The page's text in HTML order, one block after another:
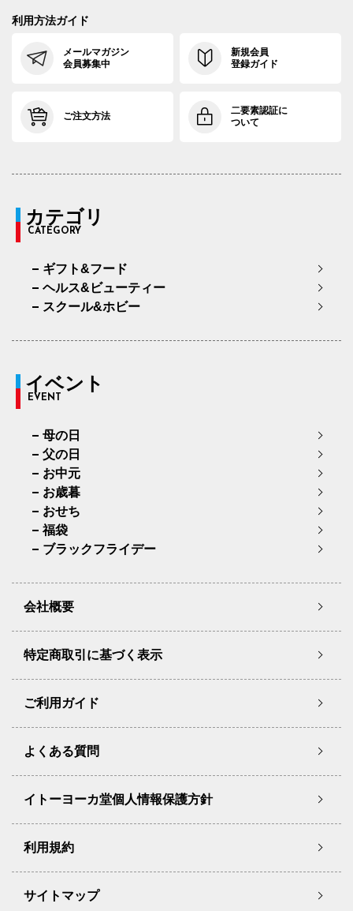
利用方法ガイド
メールマガジン
会員募集中
新規会員
登録ガイド
ご注文方法
二要素認証に
ついて
カテゴリ
CATEGORY
ギフト&フード
ヘルス&ビューティー
スクール&ホビー
イベント
EVENT
母の日
父の日
お中元
お歳暮
おせち
福袋
ブラックフライデー
会社概要
特定商取引に基づく表示
ご利用ガイド
よくある質問
イトーヨーカ堂個人情報保護方針
利用規約
サイトマップ